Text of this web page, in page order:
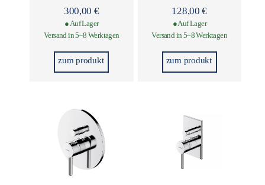
300,00 €
● Auf Lager
Versand in 5–8 Werktagen
zum produkt
128,00€
● Auf Lager
Versand in 5–8 Werktagen
zum produkt